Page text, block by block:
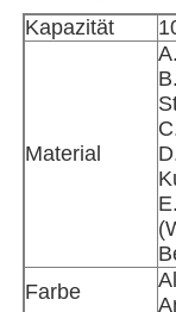
Kontakt mit
Rechtssachen
Kapazität
Material
Farbe